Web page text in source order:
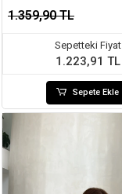
1.359,90 TL
Sepetteki Fiyat
1.223,91 TL
Sepete Ekle